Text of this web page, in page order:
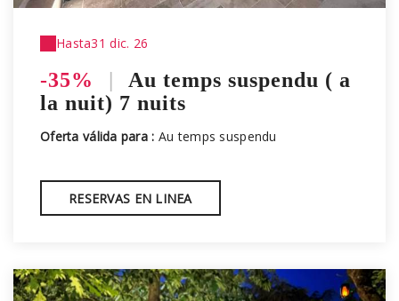
Hasta31 dic. 26
-35% |
Au temps suspendu ( a
la nuit) 7 nuits
Oferta válida para : Au temps suspendu
RESERVAS EN LINEA